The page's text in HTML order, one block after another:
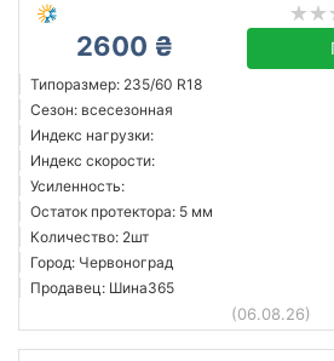
2600 ₴
Типоразмер: 235/60 R18
Сезон: всесезонная
Индекс нагрузки:
Индекс скорости:
Усиленность:
Остаток протектора: 5 мм
Количество: 2шт
Город: Червоноград
Продавец: Шина365
(06.08.26)